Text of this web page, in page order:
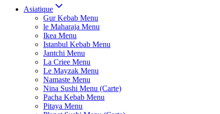
Asiatique
Gur Kebab Menu
le Maharaja Menu
Ikea Menu
Istanbul Kebab Menu
Jantchi Menu
La Criee Menu
Le Mayzak Menu
Namaste Menu
Nina Sushi Menu (Carte)
Pacha Kebab Menu
Pitaya Menu